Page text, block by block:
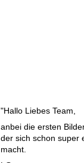
"Hallo Liebes Team,
anbei die ersten
der sich schon super
macht.